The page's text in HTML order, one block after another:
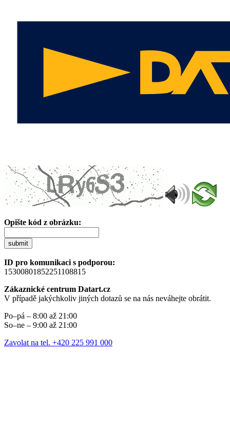
Opište kód z obrázku:
submit
ID pro komunikaci s podporou:
15300801852251108815
Zákaznické centrum Datart.cz
V případě jakýchkoliv jiných dotazů se na nás neváhejte obrátit.
Po–pá – 8:00 až 21:00
So–ne – 9:00 až 21:00
Zavolat na tel. +420 225 991 000